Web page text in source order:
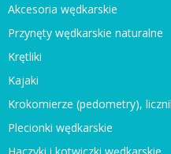
Akcesoria wędkarskie
Przynęty wędkarskie naturalne
Krętliki
Kajaki
Krokomierze (pedometry),
Plecionki wędkarskie